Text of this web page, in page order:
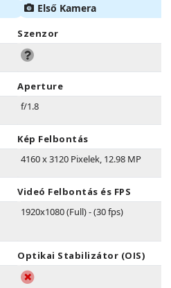
Első Kamera
Szenzor
Aperture
f/1.8
Kép Felbontás
4160 x 3120 Pixelek, 12.98 MP
Videó Felbontás és FPS
1920x1080 (Full) - (30 fps)
Optikai Stabilizátor (OIS)